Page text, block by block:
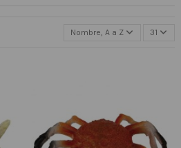
Nombre, A a Z 31